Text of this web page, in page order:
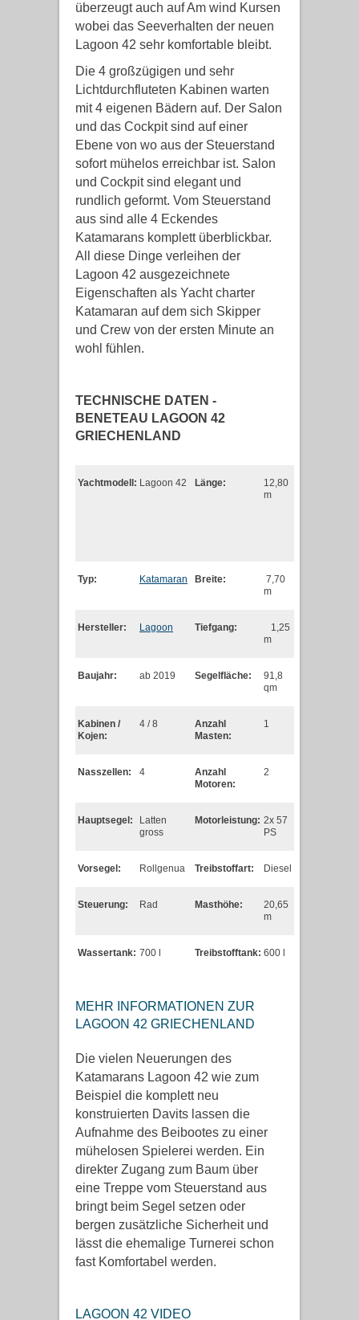
überzeugt auch auf Am wind Kursen
wobei das Seeverhalten der neuen
Lagoon 42 sehr komfortable bleibt.
Die 4 großzügigen und sehr
Lichtdurchfluteten Kabinen warten
mit 4 eigenen Bädern auf. Der Salon
und das Cockpit sind auf einer
Ebene von wo aus der Steuerstand
sofort mühelos erreichbar ist. Salon
und Cockpit sind elegant und
rundlich geformt. Vom Steuerstand
aus sind alle 4 Eckendes
Katamarans komplett überblickbar.
All diese Dinge verleihen der
Lagoon 42 ausgezeichnete
Eigenschaften als Yacht charter
Katamaran auf dem sich Skipper
und Crew von der ersten Minute an
wohl fühlen.
TECHNISCHE DATEN -
BENETEAU LAGOON 42
GRIECHENLAND
Yachtmodell: Lagoon 42 Länge:
12,80
m
Typ: Katamaran Breite:
7,70
m
Hersteller: Lagoon Tiefgang:
1,25
m
Baujahr: ab 2019 Segelfläche:
91,8
qm
Kabinen /
Kojen:
4 / 8
Anzahl
Masten:
1
Nasszellen: 4
Anzahl
Motoren:
2
Hauptsegel:
Latten
gross
Motorleistung: 2x 57
PS
Vorsegel: Rollgenua Treibstoffart: Diesel
Steuerung: Rad Masthöhe:
20,65
m
Wassertank: 700 l Treibstofftank: 600 l
MEHR INFORMATIONEN ZUR
LAGOON 42 GRIECHENLAND
Die vielen Neuerungen des
Katamarans Lagoon 42 wie zum
Beispiel die komplett neu
konstruierten Davits lassen die
Aufnahme des Beibootes zu einer
mühelosen Spielerei werden. Ein
direkter Zugang zum Baum über
eine Treppe vom Steuerstand aus
bringt beim Segel setzen oder
bergen zusätzliche Sicherheit und
lässt die ehemalige Turnerei schon
fast Komfortabel werden.
LAGOON 42 VIDEO